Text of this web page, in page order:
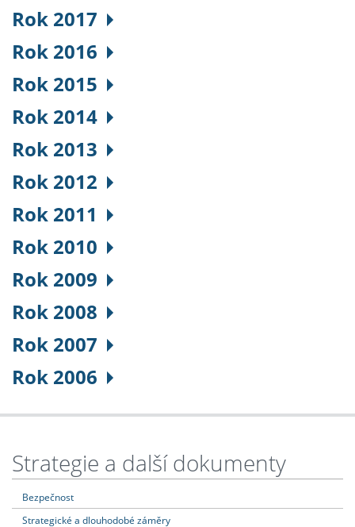
Rok 2017
Rok 2016
Rok 2015
Rok 2014
Rok 2013
Rok 2012
Rok 2011
Rok 2010
Rok 2009
Rok 2008
Rok 2007
Rok 2006
Strategie a další dokumenty
Bezpečnost
Strategické a dlouhodobé záměry